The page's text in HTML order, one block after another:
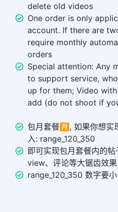
delete old videos
One order is only
account. If there are
require monthly
orders
Special attention: Any
to support service,
up for them; Video
add (do not shoot if
包月套餐🈷️, 如果你想实
入: range_120_350
即可实现包月套餐内的
view、评论等大锯齿效果
range_120_350 数字要